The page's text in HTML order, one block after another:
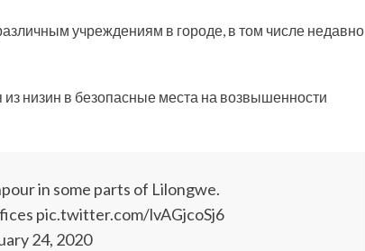
учреждениям в городе, в том числе недавно
низин в безопасные места на возвышенности
in some parts of Lilongwe.
pic.twitter.com/lvAGjcoSj6
24, 2020